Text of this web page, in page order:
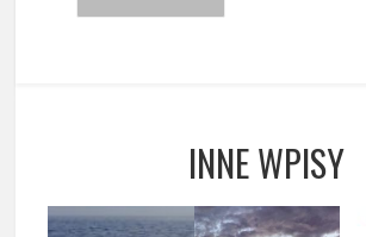
INNE WPISY